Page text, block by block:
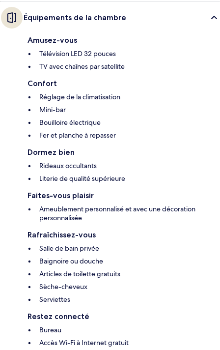
Équipements de la chambre
Amusez-vous
Télévision LED 32 pouces
TV avec chaînes par satellite
Confort
Réglage de la climatisation
Mini-bar
Bouilloire électrique
Fer et planche à repasser
Dormez bien
Rideaux occultants
Literie de qualité supérieure
Faites-vous plaisir
Ameublement personnalisé et avec une décoration
personnalisée
Rafraîchissez-vous
Salle de bain privée
Baignoire ou douche
Articles de toilette gratuits
Sèche-cheveux
Serviettes
Restez connecté
Bureau
Accès Wi-Fi à Internet gratuit